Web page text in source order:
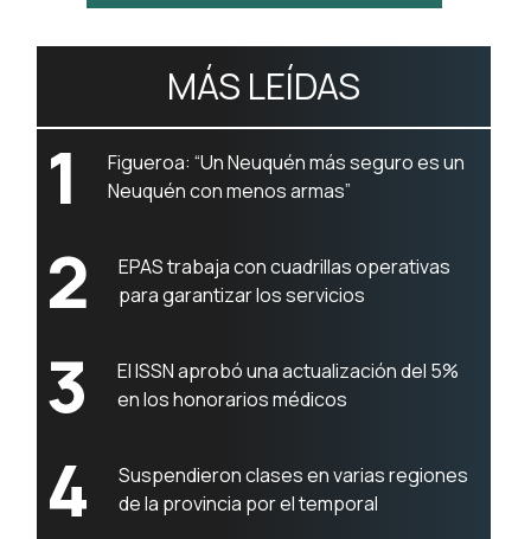
MÁS LEÍDAS
1
Figueroa: “Un Neuquén más seguro es un
Neuquén con menos armas”
2
EPAS trabaja con cuadrillas operativas
para garantizar los servicios
3
El ISSN aprobó una actualización del 5%
en los honorarios médicos
4
Suspendieron clases en varias regiones
de la provincia por el temporal